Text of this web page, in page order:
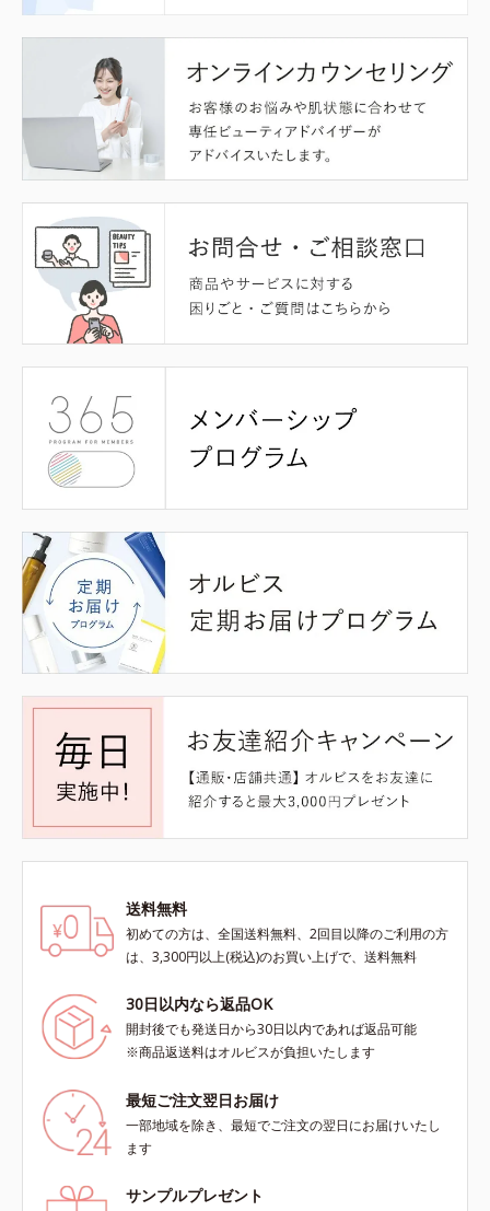
送料無料
初めての方は、全国送料無料、2回目以降のご利用の方
は、3,300円以上(税込)のお買い上げで、送料無料
30日以内なら返品OK
開封後でも発送日から30日以内であれば返品可能
※商品返送料はオルビスが負担いたします
最短ご注文翌日お届け
一部地域を除き、最短でご注文の翌日にお届けいたし
ます
サンプルプレゼント